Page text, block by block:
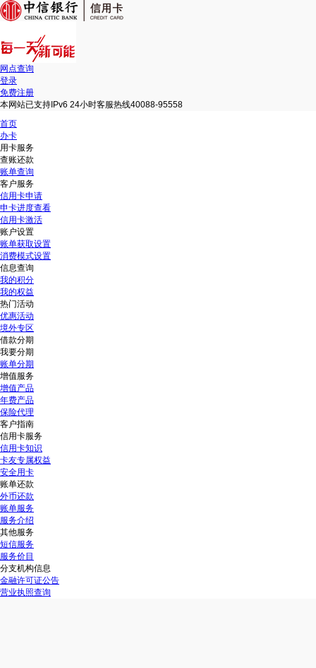
网点查询
登录
免费注册
本网站已支持IPv6 24小时客服热线40088-95558
首页
办卡
用卡服务
查账还款
账单查询
客户服务
信用卡申请
申卡进度查看
信用卡激活
账户设置
账单获取设置
消费模式设置
信息查询
我的积分
我的权益
热门活动
优惠活动
境外专区
借款分期
我要分期
账单分期
增值服务
增值产品
年费产品
保险代理
客户指南
信用卡服务
信用卡知识
卡友专属权益
安全用卡
账单还款
外币还款
账单服务
服务介绍
其他服务
短信服务
服务价目
分支机构信息
金融许可证公告
营业执照查询